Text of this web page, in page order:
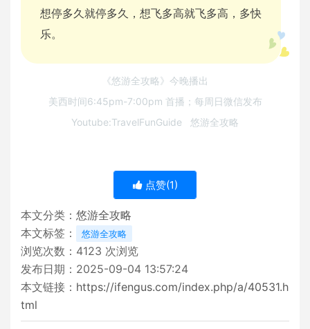
想停多久就停多久，想飞多高就飞多高，多快
乐。
《悠游全攻略》今晚播出
美西时间6:45pm-7:00pm 首播；每周日微信发布
Youtube:TravelFunGuide 悠游全攻略
点赞(1)
本文分类： 悠游全攻略
本文标签：
悠游全攻略
浏览次数： 4123 次浏览
发布日期：2025-09-04 13:57:24
本文链接： https://ifengus.com/index.php/a/40531.h
tml